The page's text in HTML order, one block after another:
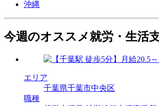
沖縄
今週のオススメ就労・生活
エリア
千葉県千葉市中央区
職種